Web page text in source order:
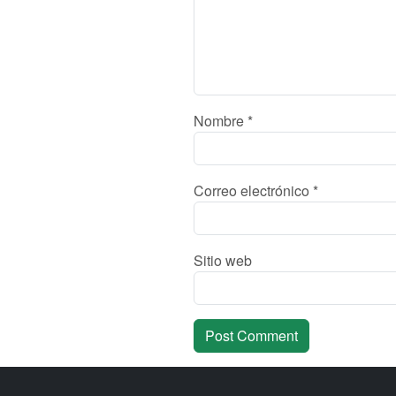
Nombre *
Correo electrónico *
Sitio web